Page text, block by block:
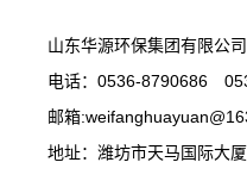
山东华源环保集团有限公司
电话：0536-8790686
邮箱
地址：潍坊市天马国际大